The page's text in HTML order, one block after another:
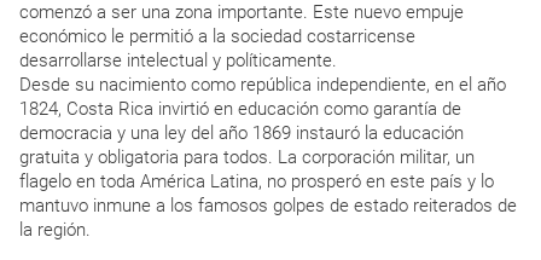
comenzó a ser una zona importante. Este nuevo empuje
económico le permitió a la sociedad costarricense
desarrollarse intelectual y políticamente.
Desde su nacimiento como república independiente, en el año
1824, Costa Rica invirtió en educación como garantía de
democracia y una ley del año 1869 instauró la educación
gratuita y obligatoria para todos. La corporación militar, un
flagelo en toda América Latina, no prosperó en este país y lo
mantuvo inmune a los famosos golpes de estado reiterados de
la región.